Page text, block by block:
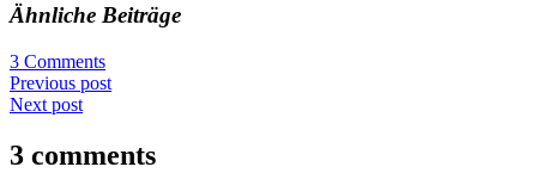
Ähnliche Beiträge
3 Comments
Previous post
Next post
3 comments